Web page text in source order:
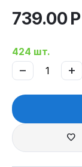
739.00Р
424 шт.
+
−